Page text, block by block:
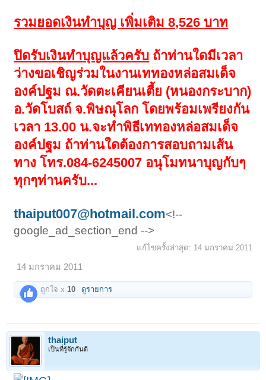
รวมยอดเงินทำบุญ เพิ่มเติม 8,526 บาท
ปิดรับเงินทำบุญแล้วครับ ถ้าท่านใดมีเวลา
ว่างขอเชิญร่วมในงานเททองหล่อสมเด็จ
องค์ปฐม ณ.วัดตะเคียนเตี้ย (หนองกระบาก)
อ.วัดโบสถ์ จ.พิษณุโลก โดยพร้อมเพรียงกัน
เวลา 13.00 น.จะทำพิธีเททองหล่อสมเด็จ
องค์ปฐม ถ้าท่านใดต้องการสอบถามเส้น
ทาง โทร.084-6245007 อนุโมทนาบุญกับๆ
ทุกๆท่านครับ...
thaiput007@hotmail.com<!--
google_ad_section_end -->
แก้ไขครั้งล่าสุด: 14 มกราคม 2011
14 มกราคม 2011
ถูกใจ x 10 ดูรายการ
thaiput
เป็นที่รู้จักกันดี